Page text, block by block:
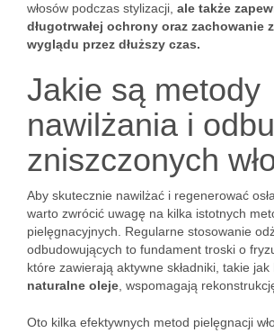
włosów podczas stylizacji, ale także
długotrwałej ochrony oraz zachowanie
wyglądu przez dłuższy czas.
Jakie są metody
nawilżania i
zniszczonych
Aby skutecznie nawilżać i regenerować
warto zwrócić uwagę na kilka istotnych
pielęgnacyjnych. Regularne stosowanie
odbudowujących to fundament troski o
które zawierają aktywne składniki, takie jak
naturalne oleje , wspomagają
Oto kilka efektywnych metod pielęgnacji